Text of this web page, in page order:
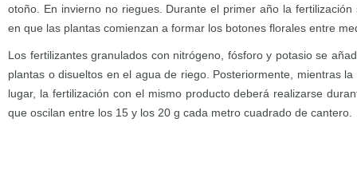
otoño. En invierno no riegues. Durante el primer año la
en que las plantas comienzan a formar los botones florales entre
Los fertilizantes granulados con nitrógeno, fósforo y potasio se
plantas o disueltos en el agua de riego. Posteriormente, mientras
lugar, la fertilización con el mismo producto deberá realizarse
que oscilan entre los 15 y los 20 g cada metro cuadrado de cantero.